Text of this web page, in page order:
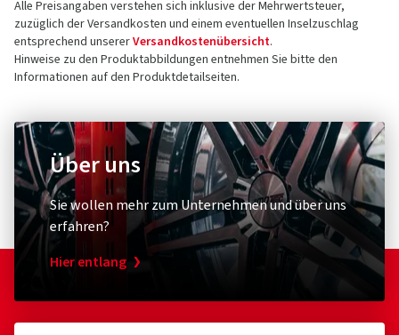
Alle Preisangaben verstehen sich inklusive der Mehrwertsteuer,
zuzüglich der Versandkosten und einem eventuellen Inselzuschlag
entsprechend unsererVersandkostenübersicht.
Hinweise zu den Produktabbildungen entnehmen Sie bitte den
Informationen auf den Produktdetailseiten.
Über uns
Sie wollen mehr zum Unternehmen und über uns
erfahren?
Hier entlang